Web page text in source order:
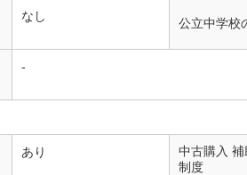
なし 公立中学校
-
あり
中古購入
制度